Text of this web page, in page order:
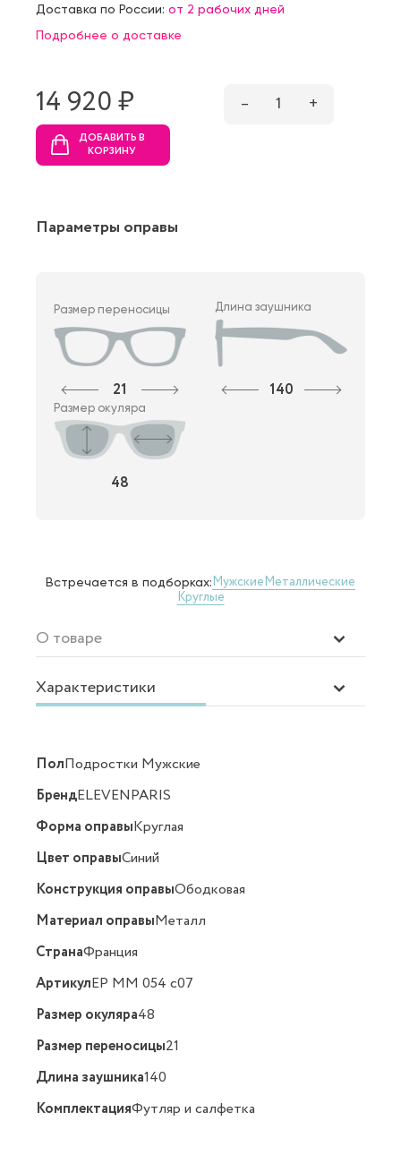
Доставка по России: от 2 рабочих дней
Подробнее о доставке
14 920 ₷ – 1 +
ДОБАВИТЬ В
КОРЗИНУ
Параметры оправы
Размер переносицы
21
Длина заушника
140
Размер окуляра
48
Встречается в подборках:МужскиеМеталлические
Круглые
О товаре
Характеристики
ПолПодростки Мужские
БрендELEVENPARIS
Форма оправыКруглая
Цвет оправыСиний
Конструкция оправыОбодковая
Материал оправыМеталл
СтранаФранция
АртикулEP MM 054 c07
Размер окуляра48
Размер переносицы21
Длина заушника140
КомплектацияФутляр и салфетка